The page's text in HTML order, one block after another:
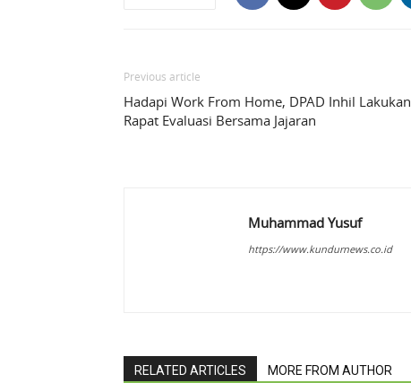
Previous article
Hadapi Work From Home, DPAD Inhil Lakukan
Rapat Evaluasi Bersama Jajaran
Muhammad Yusuf
https://www.kundurnews.co.id
RELATED ARTICLES MORE FROM AUTHOR